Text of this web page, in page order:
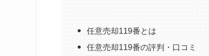
任意売却119番とは
任意売却119番の評判・口コミ